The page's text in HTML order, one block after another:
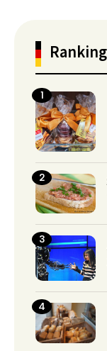
Ranking